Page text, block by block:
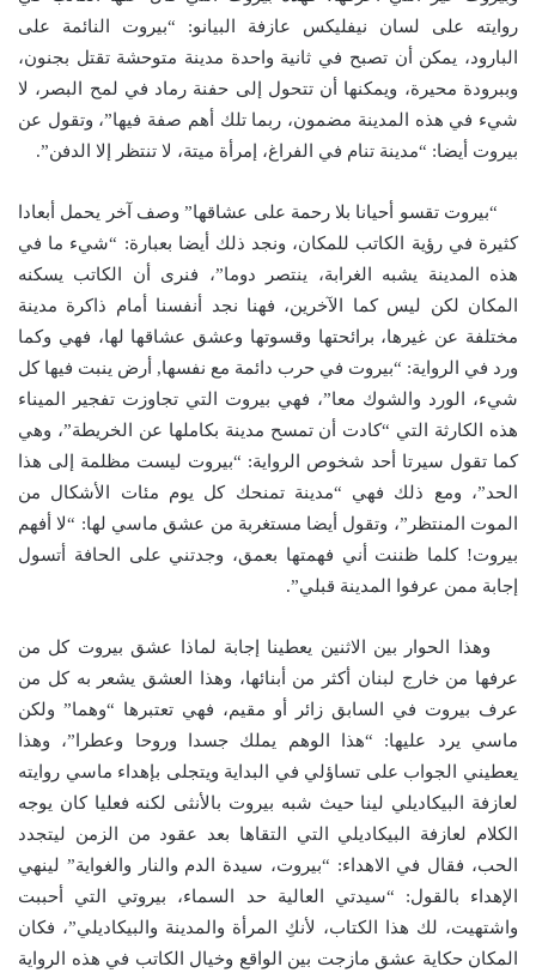
روايته على لسان نيفليكس عازفة البيانو: “بيروت النائمة على
البارود، يمكن أن تصبح في ثانية واحدة مدينة متوحشة تقتل بجنون،
وببرودة محيرة، ويمكنها أن تتحول إلى حفنة رماد في لمح البصر، لا
شيء في هذه المدينة مضمون، ربما تلك أهم صفة فيها”، وتقول عن
بيروت أيضا: “مدينة تنام في الفراغ، إمرأة ميتة، لا تنتظر إلا الدفن”.
“بيروت تقسو أحيانا بلا رحمة على عشاقها” وصف آخر يحمل أبعادا
كثيرة في رؤية الكاتب للمكان، ونجد ذلك أيضا بعبارة: “شيء ما في
هذه المدينة يشبه الغرابة، ينتصر دوما”، فنرى أن الكاتب يسكنه
المكان لكن ليس كما الآخرين، فهنا نجد أنفسنا أمام ذاكرة مدينة
مختلفة عن غيرها، برائحتها وقسوتها وعشق عشاقها لها، فهي وكما
ورد في الرواية: “بيروت في حرب دائمة مع نفسها, أرض ينبت فيها كل
شيء، الورد والشوك معا”، فهي بيروت التي تجاوزت تفجير الميناء
هذه الكارثة التي “كادت أن تمسح مدينة بكاملها عن الخريطة”، وهي
كما تقول سيرتا أحد شخوص الرواية: “بيروت ليست مظلمة إلى هذا
الحد”، ومع ذلك فهي “مدينة تمنحك كل يوم مئات الأشكال من
الموت المنتظر”، وتقول أيضا مستغربة من عشق ماسي لها: “لا أفهم
بيروت! كلما ظننت أني فهمتها بعمق، وجدتني على الحافة أتسول
إجابة ممن عرفوا المدينة قبلي”.
وهذا الحوار بين الاثنين يعطينا إجابة لماذا عشق بيروت كل من
عرفها من خارج لبنان أكثر من أبنائها، وهذا العشق يشعر به كل من
عرف بيروت في السابق زائر أو مقيم، فهي تعتبرها “وهما” ولكن
ماسي يرد عليها: “هذا الوهم يملك جسدا وروحا وعطرا”، وهذا
يعطيني الجواب على تساؤلي في البداية ويتجلى بإهداء ماسي روايته
لعازفة البيكاديلي لينا حيث شبه بيروت بالأنثى لكنه فعليا كان يوجه
الكلام لعازفة البيكاديلي التي التقاها بعد عقود من الزمن ليتجدد
الحب، فقال في الاهداء: “بيروت، سيدة الدم والنار والغواية” لينهي
الإهداء بالقول: “سيدتي العالية حد السماء، بيروتي التي أحببت
واشتهيت، لك هذا الكتاب، لأنكِ المرأة والمدينة والبيكاديلي”، فكان
المكان حكاية عشق مازجت بين الواقع وخيال الكاتب في هذه الرواية